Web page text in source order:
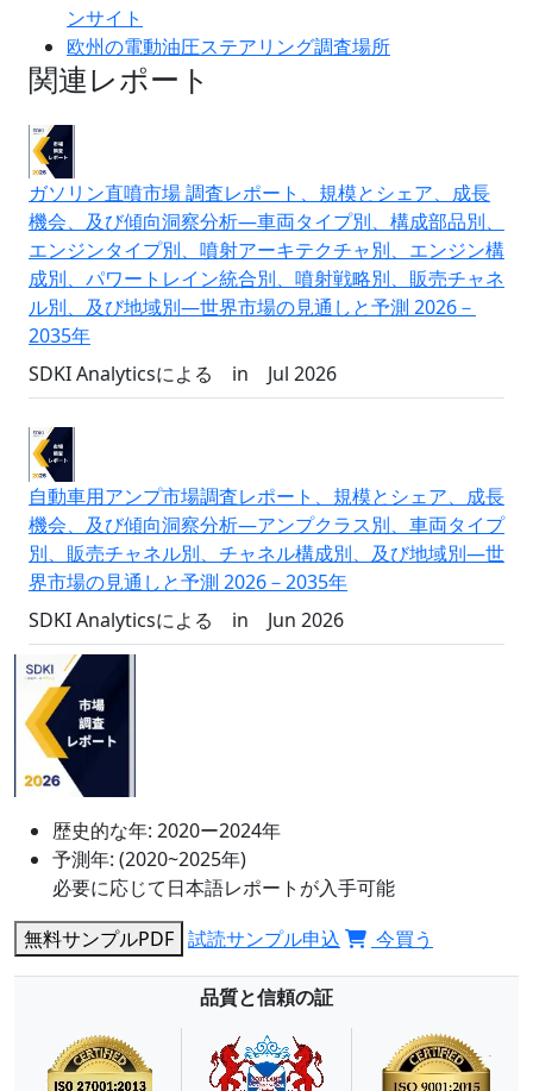
ンサイト
欧州の電動油圧ステアリング調査場所
関連レポート
ガソリン直噴市場 調査レポート、規模とシェア、成長
機会、及び傾向洞察分析―車両タイプ別、構成部品別、
エンジンタイプ別、噴射アーキテクチャ別、エンジン構
成別、パワートレイン統合別、噴射戦略別、販売チャネ
ル別、及び地域別―世界市場の見通しと予測 2026－
2035年
SDKI Analyticsによる
in Jul 2026
自動車用アンプ市場調査レポート、規模とシェア、成長
機会、及び傾向洞察分析―アンプクラス別、車両タイプ
別、販売チャネル別、チャネル構成別、及び地域別―世
界市場の見通しと予測 2026－2035年
SDKI Analyticsによる
in Jun 2026
歴史的な年: 2020ー2024年
予測年: (2020~2025年)
必要に応じて日本語レポートが入手可能
無料サンプルPDF 試読サンプル申込 今買う
品質と信頼の証